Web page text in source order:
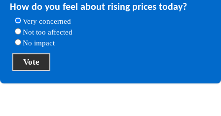
How do you feel about rising prices today?
Very concerned
Not too affected
No impact